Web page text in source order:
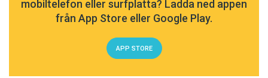
mobiltelefon eller surfplatta? Ladda ned appen
från App Store eller Google Play.
APP STORE